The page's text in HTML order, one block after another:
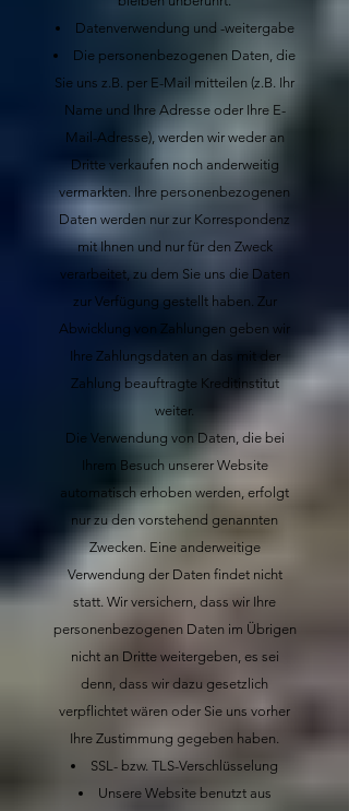
Datenverwendung und -weitergabe
Die personenbezogenen Daten, die
Sie uns z.B. per E-Mail mitteilen (z.B. Ihr
Name und Ihre Adresse oder Ihre E-
Mail-Adresse), werden wir weder an
Dritte verkaufen noch anderweitig
vermarkten. Ihre personenbezogenen
Daten werden nur zur Korrespondenz
mit Ihnen und nur für den Zweck
verarbeitet, zu dem Sie uns die Daten
zur Verfügung gestellt haben. Zur
Abwicklung von Zahlungen geben wir
Ihre Zahlungsdaten an das mit der
Zahlung beauftragte Kreditinstitut
weiter.
Die Verwendung von Daten, die bei
Ihrem Besuch unserer Website
automatisch erhoben werden, erfolgt
nur zu den vorstehend genannten
Zwecken. Eine anderweitige
Verwendung der Daten findet nicht
statt. Wir versichern, dass wir Ihre
personenbezogenen Daten im Übrigen
nicht an Dritte weitergeben, es sei
denn, dass wir dazu gesetzlich
verpflichtet wären oder Sie uns vorher
Ihre Zustimmung gegeben haben.
SSL- bzw. TLS-Verschlüsselung
Unsere Website benutzt aus